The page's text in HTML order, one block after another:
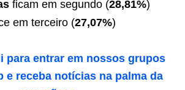
ficam em segundo (28,81%)
em terceiro (27,07%)
para entrar em nossos grupos
e receba notícias na palma da